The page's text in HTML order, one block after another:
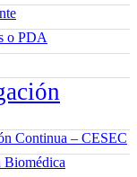
o PDA
Continua – CESEC
Biomédica